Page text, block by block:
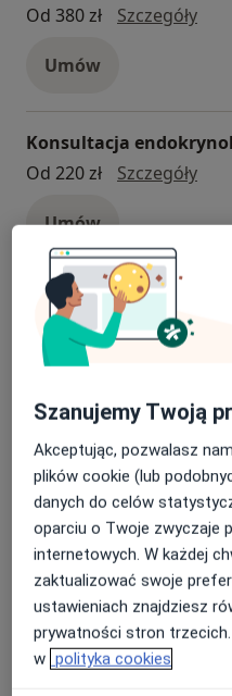
Od 380 zł
Szczegóły
Umów
Konsultacja
Od 220 zł
Szczegóły
Umów
Konsultacja
Od 220 zł
Szczegóły
Monitorowanie owulacji
Od 350 zł
Szczegóły
Umów
Prowadzenie ciąży
Od 280 zł
Szczegóły
Szanujemy Twoją
Akceptując, pozwalasz
plików cookie (lub
danych do celów
oparciu o Twoje zwyczaje
internetowych. W każdej
zaktualizować swoje
ustawieniach znajdziesz
prywatności stron
w polityka cookies